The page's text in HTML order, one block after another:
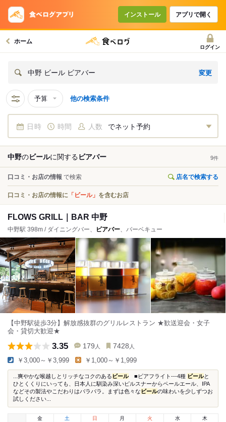
インストール アプリで開く
ホーム
ログイン
中野 ビール ビアバー 変更
予算 他の検索条件
日時 時間 人数 でネット予約
中野のビールに関するビアバー 9件
口コミ・お店の情報 で検索 店名で検索する
口コミ・お店の情報に 「ビール」 を含むお店
FLOWS GRILL｜BAR 中野
中野駅 398m / ダイニングバー、 ビアバー、バーベキュー
【中野駅徒歩3分】解放感抜群のグリルレストラン ★歓送迎会・女子
会・貸切大歓迎★
3.35 179 人 7428 人
￥3,000～￥3,999 ￥1,000～￥1,999
...爽やかな喉越しとリッチなコクのある ビール■ビアフライト---4種 ビールと
ひとくくりにいっても、日本人に馴染み深いピルスナーからペールエール、IPA
などその製法やこだわりはバラバラ。まずは色々な ビールの味わいを少しずつお
試しください...
金
土 日 月 火 水 木